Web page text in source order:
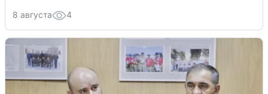
8 августа 4